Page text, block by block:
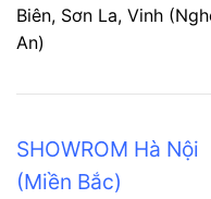
Biên, Sơn La, Vinh
An)
SHOWROM Hà Nội
(Miền Bắc)